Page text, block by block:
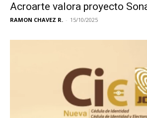
Acroarte valora proyecto
RAMON CHAVEZ R. - 15/10/2025